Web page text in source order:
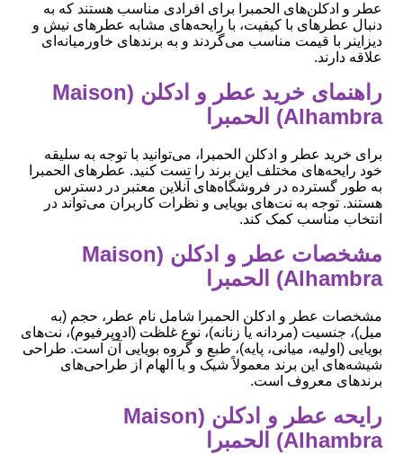
عطر و ادکلن‌های الحمبرا برای افرادی مناسب هستند که به
دنبال عطرهای با کیفیت، با رایحه‌های مشابه عطرهای نیش و
دیزاینر با قیمت مناسب می‌گردند و به برندهای خاورمیانه‌ای
علاقه دارند.
راهنمای خرید عطر و ادکلن (Maison
Alhambra) الحمبرا
برای خرید عطر و ادکلن الحمبرا، می‌توانید با توجه به سلیقه
خود رایحه‌های مختلف این برند را تست کنید. عطرهای الحمبرا
به طور گسترده در فروشگاه‌های آنلاین معتبر در دسترس
هستند. توجه به نت‌های بویایی و نظرات کاربران می‌تواند در
انتخاب مناسب کمک کند.
مشخصات عطر و ادکلن (Maison
Alhambra) الحمبرا
مشخصات عطر و ادکلن الحمبرا شامل نام عطر، حجم (به
میل)، جنسیت (مردانه یا زنانه)، نوع غلظت (ادوپرفیوم)، نت‌های
بویایی (اولیه، میانی، پایه)، طبع و گروه بویایی آن است. طراحی
شیشه‌های این برند معمولاً شیک و با الهام از طراحی‌های
برندهای معروف است.
رایحه عطر و ادکلن (Maison
Alhambra) الحمبرا